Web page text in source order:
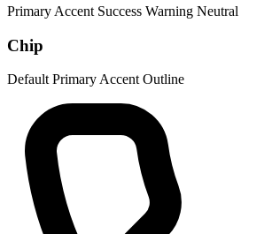
Primary Accent Success Warning Neutral
Chip
DefaultPrimaryAccentOutline